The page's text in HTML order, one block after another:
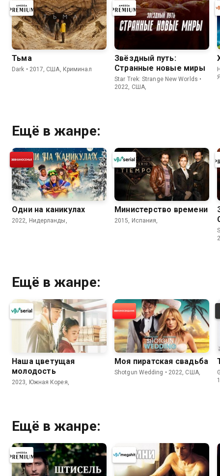
Тьма
Dark • 2017, США, Криминал
Звёздный путь:
Странные новые миры
Star Trek: Strange New Worlds •
2022, США,
Ещё в жанре:
Одни на каникулах
2022, Нидерланды,
Министерство времени
2015, Испания,
Ещё в жанре:
Наша цветущая
молодость
2023, Южная Корея,
Моя пиратская свадьба
Shotgun Wedding • 2022, США,
Ещё в жанре: